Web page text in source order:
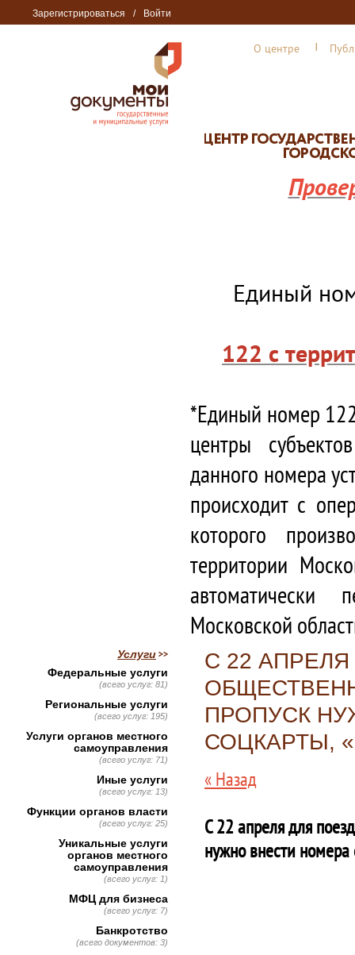
Зарегистрироваться / Войти
О центре
Единый
122 с
*Единый номер
центры
данного номера
происходит с
которого
территории
автоматически
Московской
С 22
ПРОПУСК
СОЦКАРТЫ,
« Назад
С 22 апреля для
нужно внести номера
Услуги
Федеральные услуги
(всего услуг: 81)
Региональные услуги
(всего услуг: 195)
Услуги органов местного
самоуправления
(всего услуг: 71)
Иные услуги
(всего услуг: 13)
Функции органов власти
(всего услуг: 25)
Уникальные услуги
органов местного
самоуправления
(всего услуг: 1)
МФЦ для бизнеса
(всего услуг: 7)
Банкротство
(всего документов: 3)